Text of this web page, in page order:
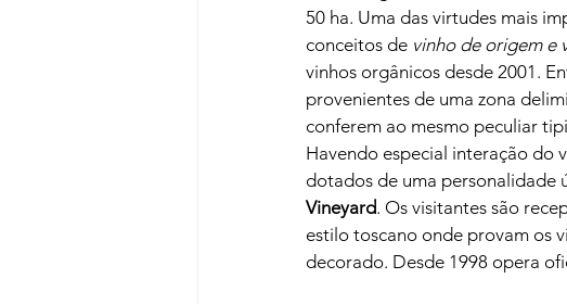
50 ha. Uma das virtudes mais
conceitos de vinho de origem e
vinhos orgânicos desde 2001.
provenientes de uma zona
conferem ao mesmo peculiar
Havendo especial interação do
dotados de uma personalidade
Vineyard. Os visitantes são
estilo toscano onde provam os
decorado. Desde 1998 opera